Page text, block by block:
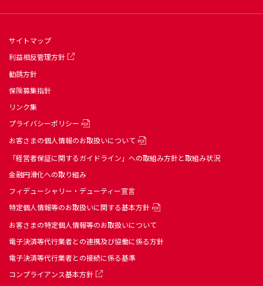
サイトマップ
利益相反管理方針
勧誘方針
保険募集指針
リンク集
プライバシーポリシー
お客さまの個人情報のお取扱いについて
「経営者保証に関するガイドライン」への取組み方針と取組み状況
金融円滑化への取り組み
フィデューシャリー・デューティー宣言
特定個人情報等のお取扱いに関する基本方針
お客さまの特定個人情報等のお取扱いについて
電子決済等代行業者との連携及び協働に係る方針
電子決済等代行業者との接続に係る基準
コンプライアンス基本方針